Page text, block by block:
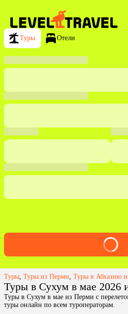
Туры Отели
Туры Туры из Перми Туры в Абхазию
Туры в Сухум в мае 2026
Туры в Сухум в мае из Перми с
туры онлайн по всем туроператорам.